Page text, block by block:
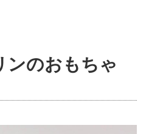
ンのおもちゃ